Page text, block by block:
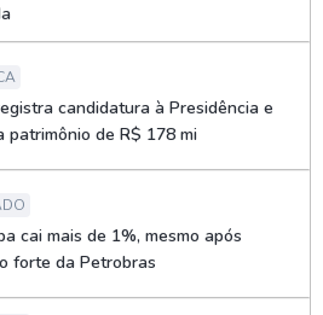
candidatura à Presidência e
patrimônio de R$ 178 mi
cai mais de 1%, mesmo após
forte da Petrobras